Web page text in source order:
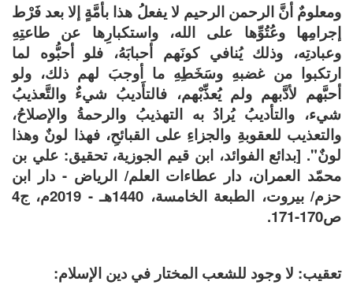
ومعلومٌ أنَّ الرحمن الرحيم لا يفعلُ هذا بأمَّةٍ إلا بعد فَرْط
إجرامِها وعُتُوِّها على الله، واستكبارِها عن طاعتِهِ
وعبادتِه، وذلك يُنافي كونَهم أحبابَهُ، فلو أحبُّوه لما
ارتكبوا من غضبهِ وسَخَطِهِ ما أوجبَ لهم ذلك، ولو
أحبَّهم لأدَّبهم ولم يُعذِّبْهم، فالتأَديبُ شيءٌ والتَّعذيبُ
شيء، والتأديبُ يُرادُ به التهذيبُ والرحمةُ والإصلاحُ،
والتعذيب للعقوبةِ والجزاءِ على القبائحِ، فهذا لونٌ وهذا
لونٌ". [بدائع الفوائد، ابن قيم الجوزية، تحقيق: علي بن
محمّد العمران، دار عطاءات العلم/ الرياض - دار ابن
حزم/ بيروت، الطبعة الخامسة، 1440هـ - 2019م، ج4
ص170-171.
تعقيب: لا وجود للشعب المختار في دين الإسلام: